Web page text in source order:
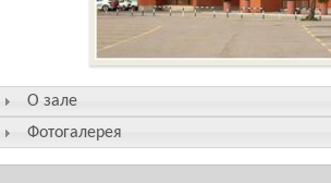
О зале
Фотогалерея